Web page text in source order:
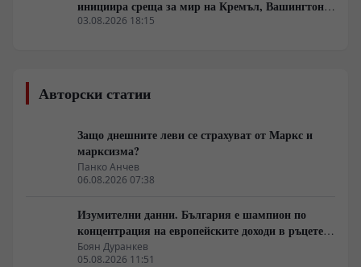
инициира среща за мир на Кремъл, Вашингтон и
Пекин в България
03.08.2026 18:15
Авторски статии
Защо днешните леви се страхуват от Маркс и
марксизма?
Панко Анчев
06.08.2026 07:38
Изумителни данни. България е шампион по
концентрация на европейските доходи в ръцете
на най-богатия 1%, надминава и САЩ
Боян Дуранкев
05.08.2026 11:51